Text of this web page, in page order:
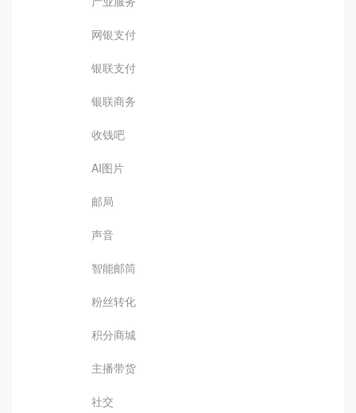
网银支付
银联支付
银联商务
收钱吧
AI图片
邮局
声音
智能邮筒
粉丝转化
积分商城
主播带货
社交